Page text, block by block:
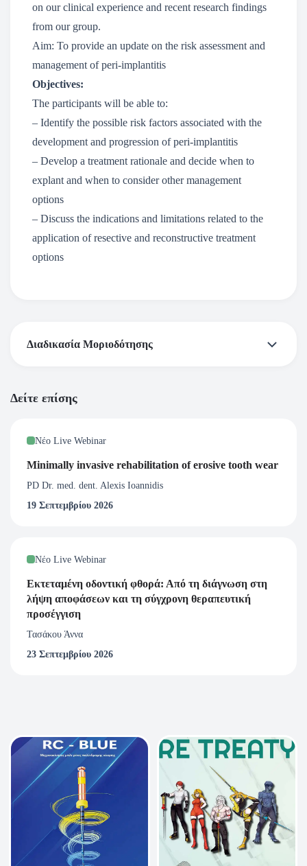
on our clinical experience and recent research findings
from our group.
Aim: To provide an update on the risk assessment and
management of peri-implantitis
Objectives:
The participants will be able to:
– Identify the possible risk factors associated with the
development and progression of peri-implantitis
– Develop a treatment rationale and decide when to
explant and when to consider other management
options
– Discuss the indications and limitations related to the
application of resective and reconstructive treatment
options
Διαδικασία Μοριοδότησης
Ομοσπονδίας έχει θεσμοθετηθεί η μοριοδότηση και όλες οι
μοριοδοτούνται από την Ελληνική Οδοντιατρική
Ομοσπονδία.
Οδοντιατρική Ομοσπονδία παρακαλώ συμπληρώστε όλα τα
επιπλέον στοιχεία κατά την εγγραφή σας στο webinar.)
Προσθετική Εταιρεία αποστέλλει τα στοιχεία που
συμπληρώσατε κατά την εγγραφή σας στο webinar, στην
Ελληνική Οδοντιατρική Ομοσπονδία και αυτόματα
πιστώνονται οι διδακτικές ώρες στην προσωπική σας
ηλεκτρονική μερίδα, του οδοντιατρικού συλλόγου που
παρακολουθήσει τουλάχιστον το 80% του webinar.
Δείτε επίσης
Νέο Live Webinar
Minimally invasive rehabilitation of erosive tooth wear
PD Dr. med. dent. Alexis Ioannidis
19 Σεπτεμβρίου 2026
Νέο Live Webinar
Εκτεταμένη οδοντική φθορά: Από τη διάγνωση στη
λήψη αποφάσεων και τη σύγχρονη θεραπευτική
προσέγγιση
Τασάκου Άννα
23 Σεπτεμβρίου 2026